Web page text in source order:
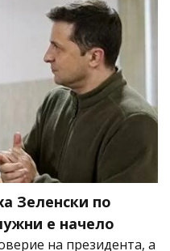
Зеленски по
е начело
на президента, а